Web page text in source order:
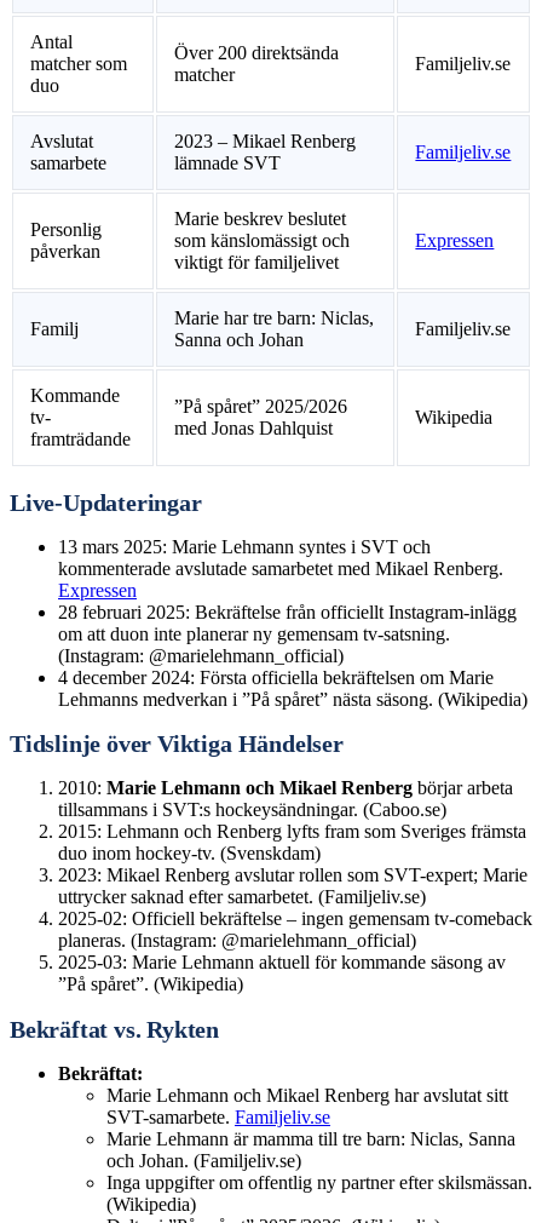
Antal
matcher som
duo
Över 200 direktsända
matcher
Familjeliv.se
Avslutat
samarbete
2023 – Mikael Renberg
lämnade SVT
Familjeliv.se
Personlig
påverkan
Marie beskrev beslutet
som känslomässigt och
viktigt för familjelivet
Expressen
Familj
Marie har tre barn: Niclas,
Sanna och Johan
Familjeliv.se
Kommande
tv-
framträdande
”På spåret” 2025/2026
med Jonas Dahlquist
Wikipedia
Live-Updateringar
13 mars 2025: Marie Lehmann syntes i SVT och
kommenterade avslutade samarbetet med Mikael Renberg.
Expressen
28 februari 2025: Bekräftelse från officiellt Instagram-inlägg
om att duon inte planerar ny gemensam tv-satsning.
(Instagram: @marielehmann_official)
4 december 2024: Första officiella bekräftelsen om Marie
Lehmanns medverkan i ”På spåret” nästa säsong. (Wikipedia)
Tidslinje över Viktiga Händelser
2010: Marie Lehmann och Mikael Renberg börjar arbeta
tillsammans i SVT:s hockeysändningar. (Caboo.se)
2015: Lehmann och Renberg lyfts fram som Sveriges främsta
duo inom hockey-tv. (Svenskdam)
2023: Mikael Renberg avslutar rollen som SVT-expert; Marie
uttrycker saknad efter samarbetet. (Familjeliv.se)
2025-02: Officiell bekräftelse – ingen gemensam tv-comeback
planeras. (Instagram: @marielehmann_official)
2025-03: Marie Lehmann aktuell för kommande säsong av
”På spåret”. (Wikipedia)
Bekräftat vs. Rykten
Bekräftat:
Marie Lehmann och Mikael Renberg har avslutat sitt
SVT-samarbete. Familjeliv.se
Marie Lehmann är mamma till tre barn: Niclas, Sanna
och Johan. (Familjeliv.se)
Inga uppgifter om offentlig ny partner efter skilsmässan.
(Wikipedia)